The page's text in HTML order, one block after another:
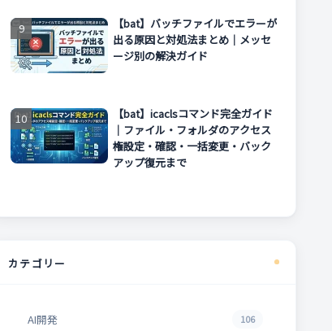
【bat】バッチファイルでエラーが
出る原因と対処法まとめ｜メッセ
ージ別の解決ガイド
【bat】icaclsコマンド完全ガイド
｜ファイル・フォルダのアクセス
権設定・確認・一括変更・バック
アップ復元まで
カテゴリー
AI開発 106